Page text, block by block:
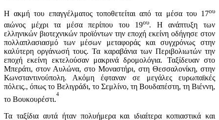
Η ακμή του επαγγέλματος τοποθετείται από τα μέσα του 17ου
αιώνος μέχρι τα μέσα περίπου του 19ου. Η ανάπτυξη των
ελληνικών βιοτεχνικών προϊόντων την εποχή εκείνη οδήγησε στον
πολλαπλασιασμό των μέσων μεταφοράς και συγχρόνως στην
καλύτερη οργάνωσή τους. Τα καραβάνια των Περιβολιωτών την
εποχή εκείνη εκτελούσαν μακρινά δρομολόγια. Ταξίδευαν στο
Μπεράτι, στον Αυλώνα, στο Μοναστήρι, στη Θεσσαλονίκη, στην
Κωνσταντινούπολη. Ακόμη έφταναν σε μεγάλες ευρωπαϊκές
πόλεις., όπως το Βελιγράδι, το Σεμλίνο, τη Βουδαπέστη, τη Βιέννη,
το Βουκουρέστι.
4
Τα ταξίδια αυτά ήταν πολυήμερα και ιδιαίτερα κοπιαστικά και